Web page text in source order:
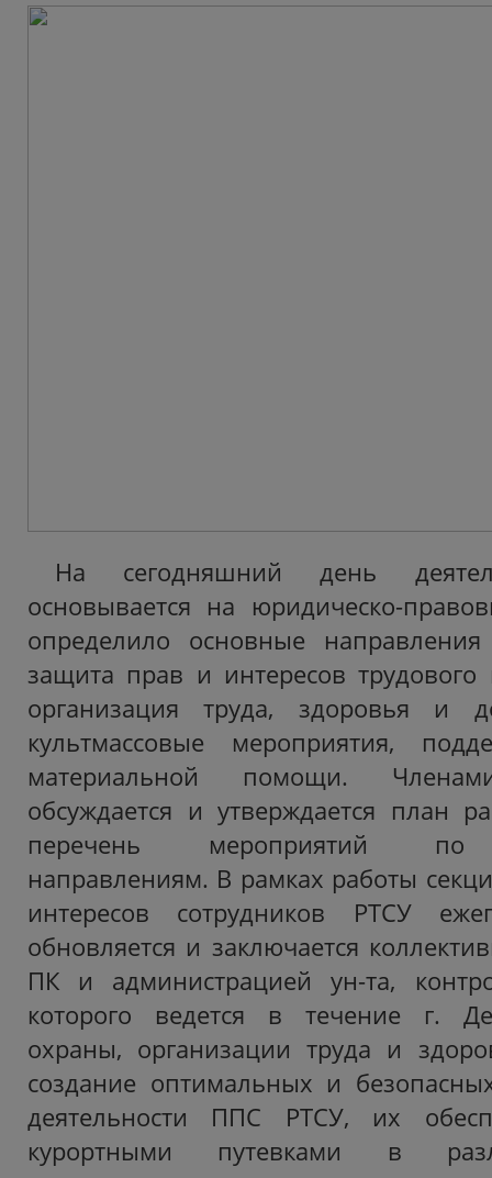
На сегодняшний день
основывается на юридическо-
определило основные
защита прав и интересов трудового
организация труда, здоровья и
культмассовые мероприятия,
материальной помощи.
обсуждается и утверждается план
перечень мероприятий по
направлениям. В рамках работы
интересов сотрудников РТСУ
обновляется и заключается
ПК и администрацией ун-та,
которого ведется в течение г.
охраны, организации труда и
создание оптимальных и
деятельности ППС РТСУ, их
курортными путевками в